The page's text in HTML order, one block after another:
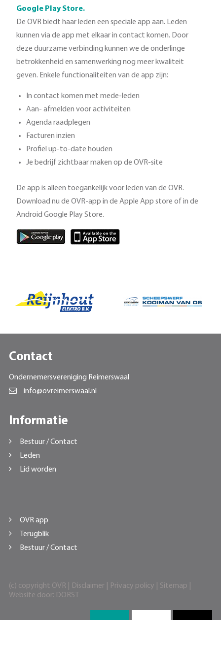
Google Play Store.
De OVR biedt haar leden een speciale app aan. Leden
kunnen via de app met elkaar in contact komen. Door
deze duurzame verbinding kunnen we de onderlinge
betrokkenheid en samenwerking nog meer kwaliteit
geven. Enkele functionaliteiten van de app zijn:
In contact komen met mede-leden
Aan- afmelden voor activiteiten
Agenda raadplegen
Facturen inzien
Profiel up-to-date houden
Je bedrijf zichtbaar maken op de OVR-site
De app is alleen toegankelijk voor leden van de OVR.
Download nu de OVR-app in de Apple App store of in de
Android Google Play Store.
Contact
Ondernemersvereniging Reimerswaal
info@ovreimerswaal.nl
Informatie
Bestuur / Contact
Leden
Lid worden
OVR app
Terugblik
Bestuur / Contact
(c) copyright OVR | Disclaimer| Privacy policy Sitemap
Website door: DORST